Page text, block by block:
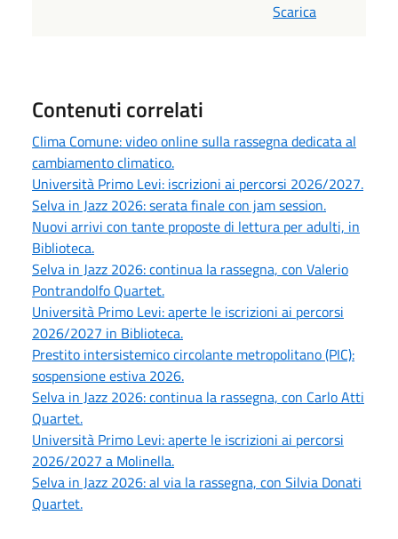
Scarica
Contenuti correlati
Clima Comune: video online sulla rassegna dedicata al
cambiamento climatico.
Università Primo Levi: iscrizioni ai percorsi 2026/2027.
Selva in Jazz 2026: serata finale con jam session.
Nuovi arrivi con tante proposte di lettura per adulti, in
Biblioteca.
Selva in Jazz 2026: continua la rassegna, con Valerio
Pontrandolfo Quartet.
Università Primo Levi: aperte le iscrizioni ai percorsi
2026/2027 in Biblioteca.
Prestito intersistemico circolante metropolitano (PIC):
sospensione estiva 2026.
Selva in Jazz 2026: continua la rassegna, con Carlo Atti
Quartet.
Università Primo Levi: aperte le iscrizioni ai percorsi
2026/2027 a Molinella.
Selva in Jazz 2026: al via la rassegna, con Silvia Donati
Quartet.